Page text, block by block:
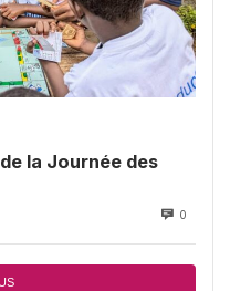
la Journée des
0